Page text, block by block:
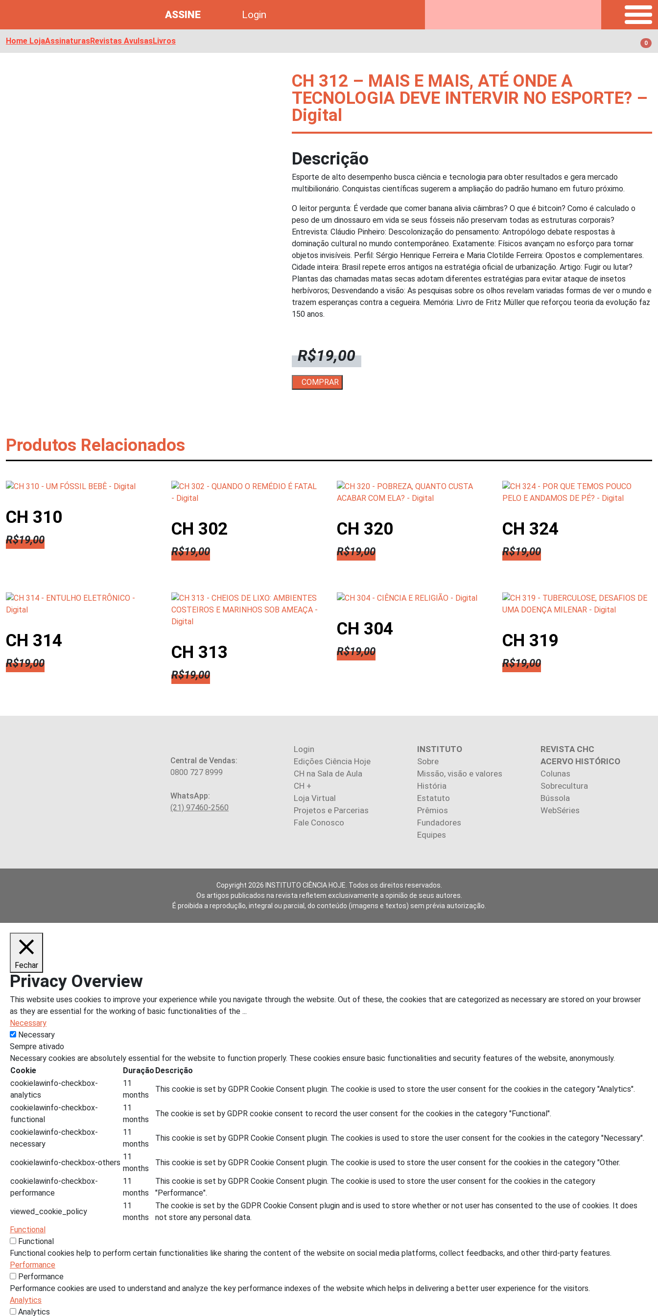
ASSINE Login
Home LojaAssinaturasRevistas AvulsasLivros 0
CH 312 – MAIS E MAIS, ATÉ ONDE A
TECNOLOGIA DEVE INTERVIR NO ESPORTE? –
Digital
Descrição
Esporte de alto desempenho busca ciência e tecnologia para obter resultados e gera mercado
multibilionário. Conquistas científicas sugerem a ampliação do padrão humano em futuro próximo.
O leitor pergunta: É verdade que comer banana alivia câimbras? O que é bitcoin? Como é calculado o
peso de um dinossauro em vida se seus fósseis não preservam todas as estruturas corporais?
Entrevista: Cláudio Pinheiro: Descolonização do pensamento: Antropólogo debate respostas à
dominação cultural no mundo contemporâneo. Exatamente: Físicos avançam no esforço para tornar
objetos invisíveis. Perfil: Sérgio Henrique Ferreira e Maria Clotilde Ferreira: Opostos e complementares.
Cidade inteira: Brasil repete erros antigos na estratégia oficial de urbanização. Artigo: Fugir ou lutar?
Plantas das chamadas matas secas adotam diferentes estratégias para evitar ataque de insetos
herbívoros; Desvendando a visão: As pesquisas sobre os olhos revelam variadas formas de ver o mundo e
trazem esperanças contra a cegueira. Memória: Livro de Fritz Müller que reforçou teoria da evolução faz
150 anos.
R$19,00
312
ONDE
TECNOLOGIA
COMPRAR
Produtos Relacionados
CH 310
R$19,00
CH 302
R$19,00
CH 320
R$19,00
CH 324
R$19,00
CH 314
R$19,00
CH 313
R$19,00
CH 304
R$19,00
CH 319
R$19,00
Central de Vendas:
0800 727 8999
WhatsApp:
(21) 97460-2560
Login
Edições Ciência Hoje
CH na Sala de Aula
CH +
Loja Virtual
Projetos e Parcerias
Fale Conosco
INSTITUTO
Sobre
Missão, visão e valores
História
Estatuto
Prêmios
Fundadores
Equipes
REVISTA CHC
ACERVO HISTÓRICO
Colunas
Sobrecultura
Bússola
WebSéries
Copyright 2026 INSTITUTO CIÊNCIA HOJE. Todos os direitos reservados.
Os artigos publicados na revista refletem exclusivamente a opinião de seus autores.
É proibida a reprodução, integral ou parcial, do conteúdo (imagens e textos) sem prévia autorização.
Fechar
Privacy Overview
This website uses cookies to improve your experience while you navigate through the website. Out of these, the cookies that are categorized as necessary are stored on your browser
as they are essential for the working of basic functionalities of the ...
Necessary
Necessary
Sempre ativado
Necessary cookies are absolutely essential for the website to function properly. These cookies ensure basic functionalities and security features of the website, anonymously.
Cookie
Duração Descrição
cookielawinfo-checkbox-
analytics
11
months
This cookie is set by GDPR Cookie Consent plugin. The cookie is used to store the user consent for the cookies in the category "Analytics".
cookielawinfo-checkbox-
functional
11
months
The cookie is set by GDPR cookie consent to record the user consent for the cookies in the category "Functional".
cookielawinfo-checkbox-
necessary
11
months
This cookie is set by GDPR Cookie Consent plugin. The cookies is used to store the user consent for the cookies in the category "Necessary".
cookielawinfo-checkbox-others
11
months
This cookie is set by GDPR Cookie Consent plugin. The cookie is used to store the user consent for the cookies in the category "Other.
cookielawinfo-checkbox-
performance
11
months
This cookie is set by GDPR Cookie Consent plugin. The cookie is used to store the user consent for the cookies in the category
"Performance".
viewed_cookie_policy
11
months
The cookie is set by the GDPR Cookie Consent plugin and is used to store whether or not user has consented to the use of cookies. It does
not store any personal data.
Functional
Functional
Functional cookies help to perform certain functionalities like sharing the content of the website on social media platforms, collect feedbacks, and other third-party features.
Performance
Performance
Performance cookies are used to understand and analyze the key performance indexes of the website which helps in delivering a better user experience for the visitors.
Analytics
Analytics